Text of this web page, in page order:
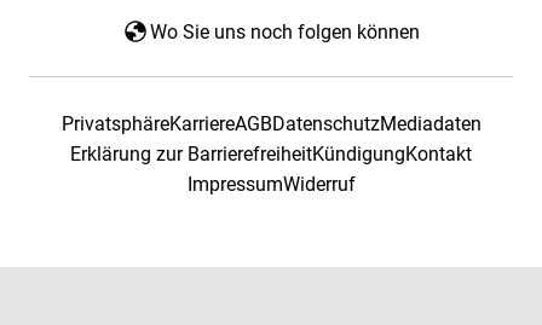
Wo Sie uns noch folgen können
PrivatsphäreKarriereAGBDatenschutzMediadaten
Erklärung zur BarrierefreiheitKündigungKontakt
ImpressumWiderruf